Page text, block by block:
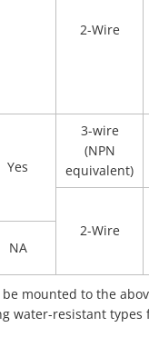
2-Wire
Yes
3-wire
(NPN
equivalent)
2-Wire
NA
mounted to the
water-resistant